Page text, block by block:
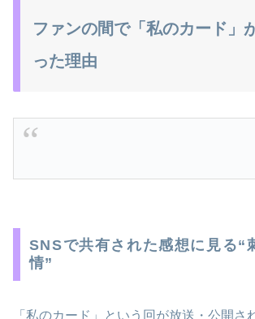
ファンの間で「私のカード」
った理由
SNSで共有された感想に見る“
情”
「私のカード」という回が放送・公開さ